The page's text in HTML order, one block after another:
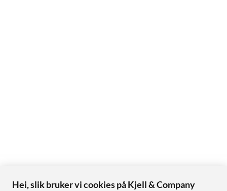
Hei, slik bruker vi cookies på Kjell & Company